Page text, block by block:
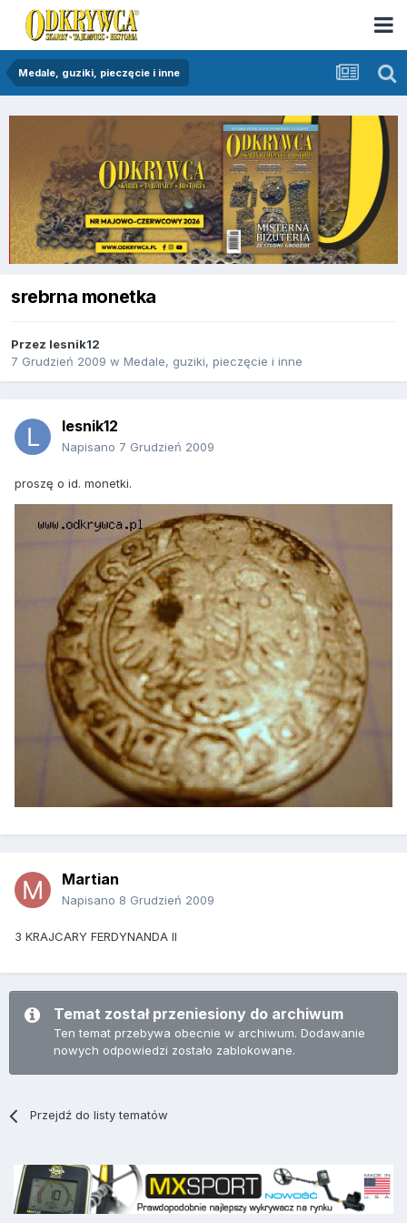
Medale, guziki, pieczęcie i inne
srebrna monetka
Przez lesnik12
7 Grudzień 2009 w Medale, guziki, pieczęcie i inne
lesnik12
Napisano 7 Grudzień 2009
proszę o id. monetki.
Martian
Napisano 8 Grudzień 2009
3 KRAJCARY FERDYNANDA II
Temat został przeniesiony do archiwum
Ten temat przebywa obecnie w archiwum. Dodawanie
nowych odpowiedzi zostało zablokowane.
Przejdź do listy tematów